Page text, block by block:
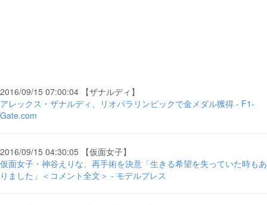
2016/09/15 07:00:04 【ザナルディ】
アレックス・ザナルディ、リオパラリンピックで金メダル獲得 - F1-
Gate.com
2016/09/15 04:30:05 【仮面女子】
仮面女子・神谷えりな、再手術を決意「生きる希望を失っていた時もあ
りました」＜コメント全文＞ - モデルプレス